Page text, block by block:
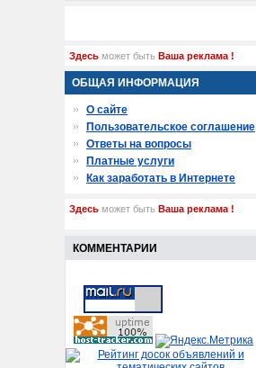
Здесь может быть Ваша реклама !
ОБЩАЯ ИНФОРМАЦИЯ
О сайте
Пользовательское соглашение
Ответы на вопросы
Платные услуги
Как заработать в Интернете
Здесь может быть Ваша реклама !
КОММЕНТАРИИ